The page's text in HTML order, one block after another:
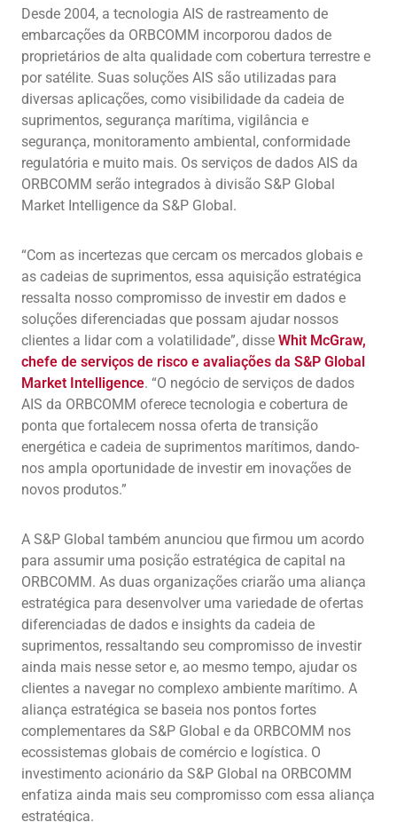
Desde 2004, a tecnologia AIS de rastreamento de
embarcações da ORBCOMM incorporou dados de
proprietários de alta qualidade com cobertura terrestre e
por satélite. Suas soluções AIS são utilizadas para
diversas aplicações, como visibilidade da cadeia de
suprimentos, segurança marítima, vigilância e
segurança, monitoramento ambiental, conformidade
regulatória e muito mais. Os serviços de dados AIS da
ORBCOMM serão integrados à divisão S&P Global
Market Intelligence da S&P Global.
“Com as incertezas que cercam os mercados globais e
as cadeias de suprimentos, essa aquisição estratégica
ressalta nosso compromisso de investir em dados e
soluções diferenciadas que possam ajudar nossos
clientes a lidar com a volatilidade”, disse Whit McGraw,
chefe de serviços de risco e avaliações da S&P Global
Market Intelligence. “O negócio de serviços de dados
AIS da ORBCOMM oferece tecnologia e cobertura de
ponta que fortalecem nossa oferta de transição
energética e cadeia de suprimentos marítimos, dando-
nos ampla oportunidade de investir em inovações de
novos produtos.”
A S&P Global também anunciou que firmou um acordo
para assumir uma posição estratégica de capital na
ORBCOMM. As duas organizações criarão uma aliança
estratégica para desenvolver uma variedade de ofertas
diferenciadas de dados e insights da cadeia de
suprimentos, ressaltando seu compromisso de investir
ainda mais nesse setor e, ao mesmo tempo, ajudar os
clientes a navegar no complexo ambiente marítimo. A
aliança estratégica se baseia nos pontos fortes
complementares da S&P Global e da ORBCOMM nos
ecossistemas globais de comércio e logística. O
investimento acionário da S&P Global na ORBCOMM
enfatiza ainda mais seu compromisso com essa aliança
estratégica.